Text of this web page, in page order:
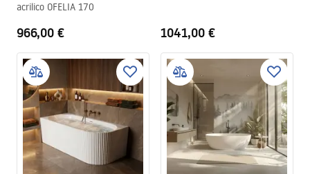
acrilico OFELIA 170
966,00 € 1041,00 €